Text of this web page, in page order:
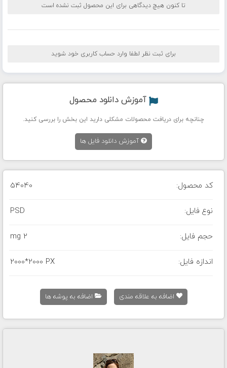
تا کنون هیچ دیدگاهی برای این محصول ثبت نشده است
برای ثبت نظر لطفا وارد حساب کاربری خود شوید
آموزش دانلود محصول
چنانچه برای دریافت محصولات مشکلی دارید این بخش را بررسی کنید.
آموزش دانلود فایل ها
کد محصول: 54040
نوع فایل: PSD
حجم فایل: 2 mg
اندازه فایل: 2000*2000 PX
اضافه به علاقه مندی اضافه به پوشه ها